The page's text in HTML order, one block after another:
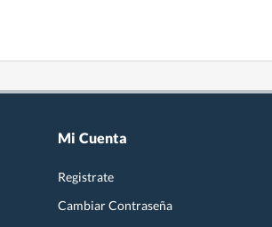
Mi Cuenta
Registrate
Cambiar Contraseña